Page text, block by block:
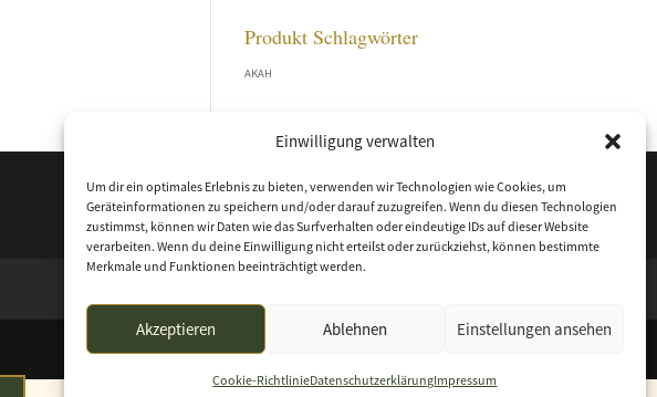
Einwilligung verwalten
Um dir ein optimales Erlebnis zu bieten, verwenden wir Technologien wie Cookies, um
Geräteinformationen zu speichern und/oder darauf zuzugreifen. Wenn du diesen Technologien
zustimmst, können wir Daten wie das Surfverhalten oder eindeutige IDs auf dieser Website
verarbeiten. Wenn du deine Einwilligung nicht erteilst oder zurückziehst, können bestimmte
Merkmale und Funktionen beeinträchtigt werden.
Akzeptieren Ablehnen Einstellungen ansehen
Cookie-RichtlinieDatenschutzerklärungImpressum
Produkt Schlagwörter
AKAH